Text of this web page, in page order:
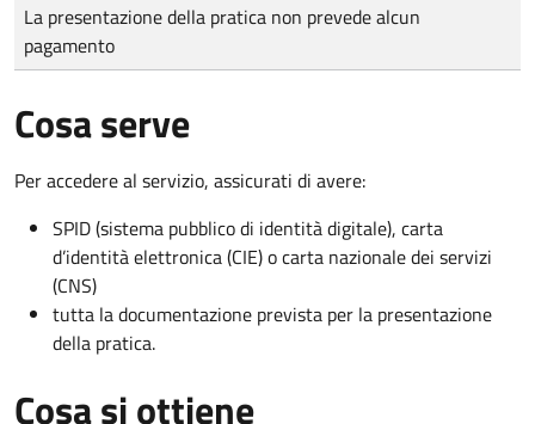
Tipo di pagamento
Importo
La presentazione della pratica non prevede alcun
pagamento
Cosa serve
Per accedere al servizio, assicurati di avere:
SPID (sistema pubblico di identità digitale), carta
d’identità elettronica (CIE) o carta nazionale dei servizi
(CNS)
tutta la documentazione prevista per la presentazione
della pratica.
Cosa si ottiene